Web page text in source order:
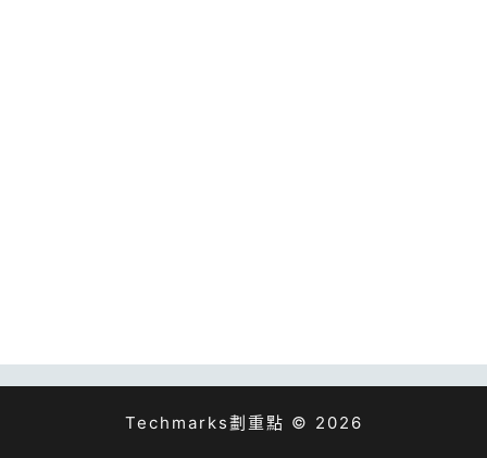
Techmarks劃重點 © 2026